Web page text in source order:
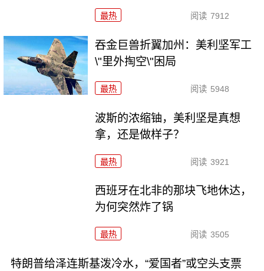
最热 阅读 7912
吞金巨兽折翼加州：美利坚军工
\"里外掏空\"困局
最热 阅读 5948
波斯的浓缩铀，美利坚是真想
拿，还是做样子？
最热 阅读 3921
西班牙在北非的那块飞地休达，
为何突然炸了锅
最热 阅读 3505
特朗普给泽连斯基泼冷水，“爱国者”或空头支票